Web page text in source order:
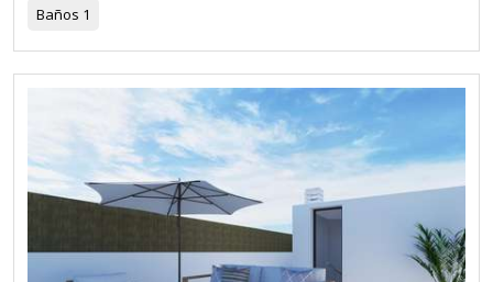
Baños 1